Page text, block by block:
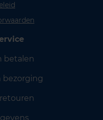
betalen
bezorging